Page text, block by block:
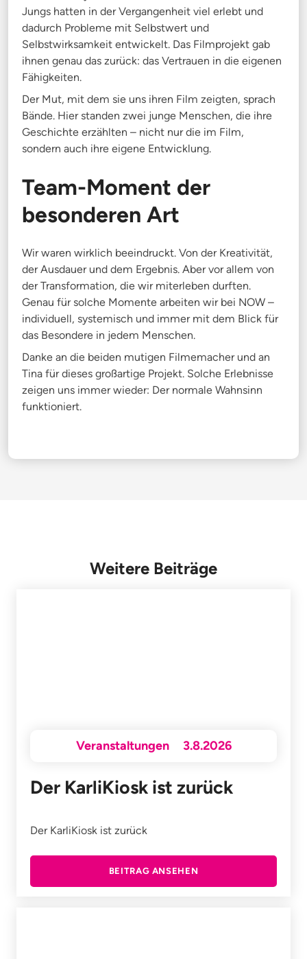
Jungs hatten in der Vergangenheit viel erlebt und
dadurch Probleme mit Selbstwert und
Selbstwirksamkeit entwickelt. Das Filmprojekt gab
ihnen genau das zurück: das Vertrauen in die eigenen
Fähigkeiten.
Der Mut, mit dem sie uns ihren Film zeigten, sprach
Bände. Hier standen zwei junge Menschen, die ihre
Geschichte erzählten – nicht nur die im Film,
sondern auch ihre eigene Entwicklung.
Team-Moment der
besonderen Art
Wir waren wirklich beeindruckt. Von der Kreativität,
der Ausdauer und dem Ergebnis. Aber vor allem von
der Transformation, die wir miterleben durften.
Genau für solche Momente arbeiten wir bei NOW –
individuell, systemisch und immer mit dem Blick für
das Besondere in jedem Menschen.
Danke an die beiden mutigen Filmemacher und an
Tina für dieses großartige Projekt. Solche Erlebnisse
zeigen uns immer wieder: Der normale Wahnsinn
funktioniert.
Weitere Beiträge
Veranstaltungen 3.8.2026
Der KarliKiosk ist zurück
Der KarliKiosk ist zurück
BEITRAG ANSEHEN